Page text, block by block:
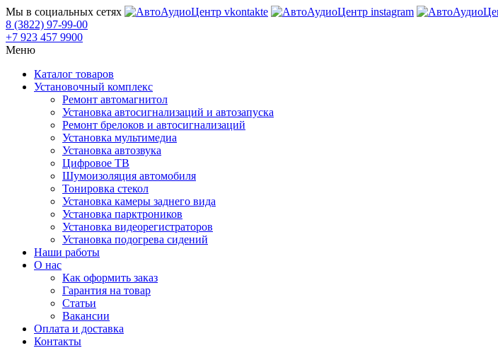
Мы в социальных сетях
8 (3822) 97-99-00
+7 923 457 9900
Меню
Каталог товаров
Установочный комплекс
Ремонт автомагнитол
Установка автосигнализаций и автозапуска
Ремонт брелоков и автосигнализаций
Установка мультимедиа
Установка автозвука
Цифровое ТВ
Шумоизоляция автомобиля
Тонировка стекол
Установка камеры заднего вида
Установка парктроников
Установка видеорегистраторов
Установка подогрева сидений
Наши работы
О нас
Как оформить заказ
Гарантия на товар
Статьи
Вакансии
Оплата и доставка
Контакты